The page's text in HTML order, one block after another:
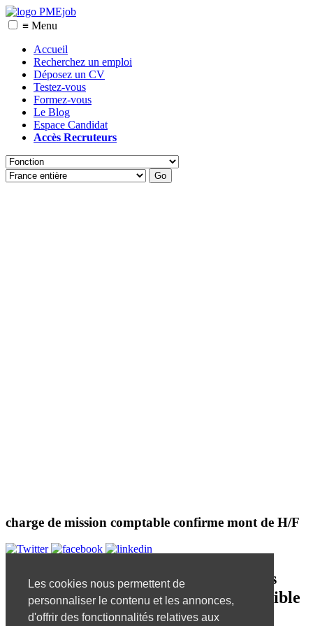
Les cookies nous permettent de
personnaliser le contenu et les annonces,
d'offrir des fonctionnalités relatives aux
≡ Menu
Accueil
Recherchez un emploi
Déposez un CV
Testez-vous
Formez-vous
Le Blog
Espace Candidat
Accès Recruteurs
charge de mission comptable confirme mont de H/F
Désolé, mais l'offre d'emploi que vous
essayez de visualiser n'est plus disponible